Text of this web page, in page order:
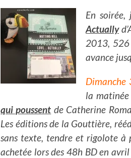
En
Actually
2013, 526
avance
la
qui poussent de Catherine
Les éditions de la Gouttière,
sans texte, tendre et rigolote à
achetée lors des 48h BD en